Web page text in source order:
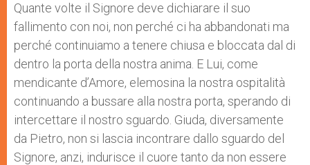
Quante volte il Signore deve dichiarare il suo
fallimento con noi, non perché ci ha abbandonati ma
perché continuiamo a tenere chiusa e bloccata dal di
dentro la porta della nostra anima. E Lui, come
mendicante d’Amore, elemosina la nostra ospitalità
continuando a bussare alla nostra porta, sperando di
intercettare il nostro sguardo. Giuda, diversamente
da Pietro, non si lascia incontrare dallo sguardo del
Signore, anzi, indurisce il cuore tanto da non essere